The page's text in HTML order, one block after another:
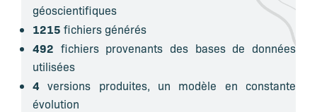
géoscientifiques
1215 fichiers générés
492 fichiers provenants des bases de données
utilisées
4 versions produites, un modèle en constante
évolution